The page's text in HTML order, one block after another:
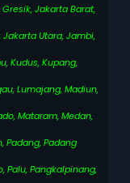
Jakarta Barat,
Utara, Jambi,
Kudus, Kupang,
Lumajang, Madiun,
Mataram, Medan,
Padang, Padang
Palu, Pangkalpinang,